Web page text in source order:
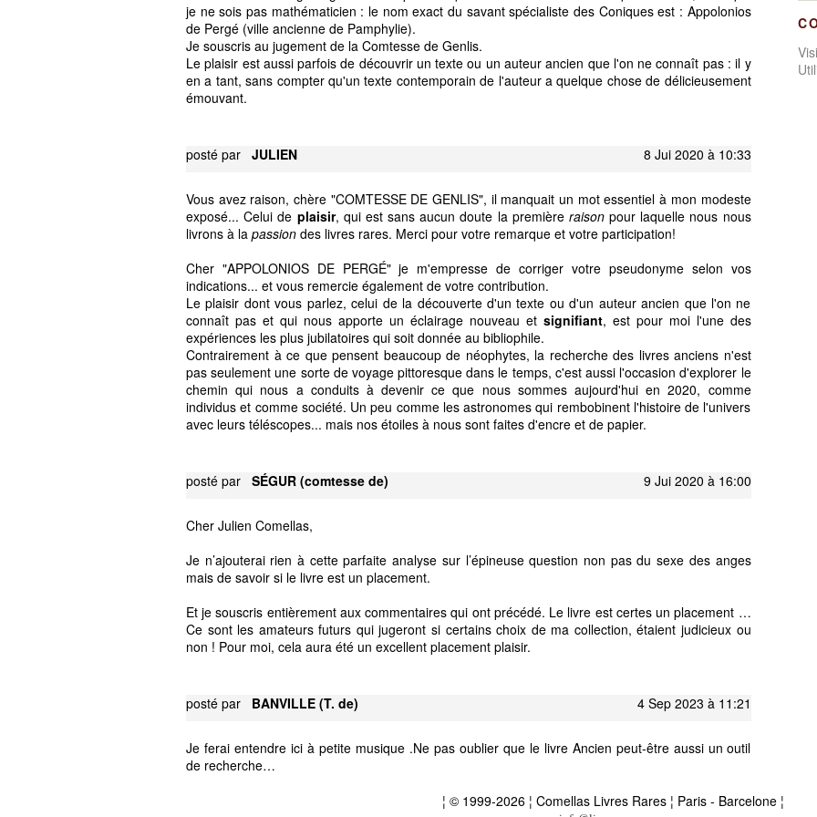
je ne sois pas mathématicien : le nom exact du savant spécialiste des Coniques est : Appolonios
de Pergé (ville ancienne de Pamphylie).
Je souscris au jugement de la Comtesse de Genlis.
Le plaisir est aussi parfois de découvrir un texte ou un auteur ancien que l'on ne connaît pas : il y
en a tant, sans compter qu'un texte contemporain de l'auteur a quelque chose de délicieusement
émouvant.
posté par JULIEN 8 Jui 2020 à 10:33
Vous avez raison, chère "COMTESSE DE GENLIS", il manquait un mot essentiel à mon modeste
exposé... Celui de plaisir, qui est sans aucun doute la première raisonpour laquelle nous nous
livrons à la passion des livres rares. Merci pour votre remarque et votre participation!
Cher "APPOLONIOS DE PERGÉ" je m'empresse de corriger votre pseudonyme selon vos
indications... et vous remercie également de votre contribution.
Le plaisir dont vous parlez, celui de la découverte d'un texte ou d'un auteur ancien que l'on ne
connaît pas et qui nous apporte un éclairage nouveau et signifiant, est pour moi l'une des
expériences les plus jubilatoires qui soit donnée au bibliophile.
Contrairement à ce que pensent beaucoup de néophytes, la recherche des livres anciens n'est
pas seulement une sorte de voyage pittoresque dans le temps, c'est aussi l'occasion d'explorer le
chemin qui nous a conduits à devenir ce que nous sommes aujourd'hui en 2020, comme
individus et comme société. Un peu comme les astronomes qui rembobinent l'histoire de l'univers
avec leurs téléscopes... mais nos étoiles à nous sont faites d'encre et de papier.
posté par SÉGUR (comtesse de) 9 Jui 2020 à 16:00
Cher Julien Comellas,
Je n’ajouterai rien à cette parfaite analyse sur l’épineuse question non pas du sexe des anges
mais de savoir si le livre est un placement.
Et je souscris entièrement aux commentaires qui ont précédé. Le livre est certes un placement …
Ce sont les amateurs futurs qui jugeront si certains choix de ma collection, étaient judicieux ou
non ! Pour moi, cela aura été un excellent placement plaisir.
posté par BANVILLE (T. de) 4 Sep 2023 à 11:21
Je ferai entendre ici à petite musique .Ne pas oublier que le livre Ancien peut-être aussi un outil
de recherche…
¦ © 1999-2026 ¦ Comellas Livres Rares ¦ Paris - Barcelone ¦